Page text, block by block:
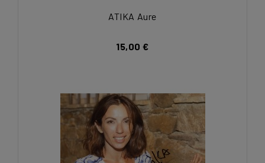
ATIKA Aure
15,00 €